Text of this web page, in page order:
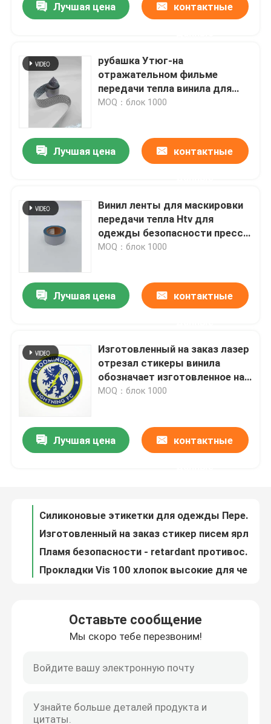
Главная страница
Продукция
О Компании
контактные данные
Все случаи
отражательная ткань
Лучшая цена контактные
рубашка Утюг-на
отражательном фильме
передачи тепла винила для
ткани одежд
MOQ：блок 1000
Лучшая цена контактные
Винил ленты для маскировки
передачи тепла Htv для
одежды безопасности прессы
жары
MOQ：блок 1000
Лучшая цена контактные
Изготовленный на заказ лазер
отрезал стикеры винила
обозначает изготовленное на
заказ сплетенный латает утюг
MOQ：блок 1000
Лучшая цена контактные
Формы пожарных ESA противопожарной одежды защитные увольняют одежда репеллента
Рубашки желтого цвета безопасности рубашек безопасности длинного рукава отражательные с отражательными нашивками
Одеяние облегченного Hi сварщика безопасности сини военно-морского флота хлопка Coveralls Vis огнезамедлительного анти- равномерного огнезащитное
Оставьте сообщение
Мы скоро тебе перезвоним!